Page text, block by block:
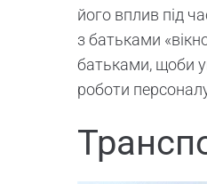
його вплив під
з батьками
батьками, щоби
роботи